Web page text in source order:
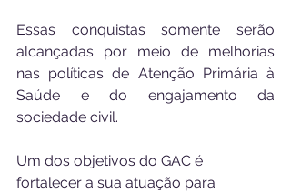
Essas conquistas somente serão
alcançadas por meio de melhorias
nas políticas de Atenção Primária à
Saúde e do engajamento da
sociedade civil.
Um dos objetivos do GAC é
fortalecer a sua atuação para